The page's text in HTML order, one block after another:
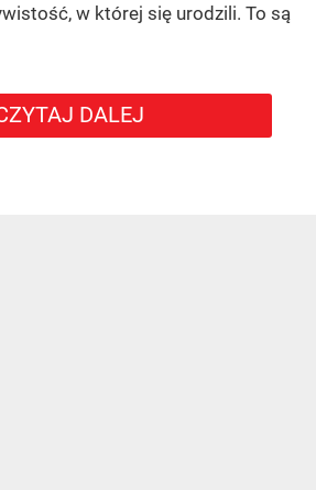
w której się urodzili. To są
DALEJ